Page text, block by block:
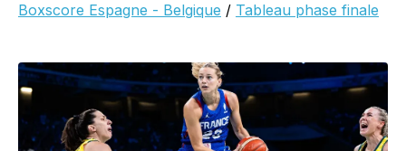
Boxscore Espagne - Belgique / Tableau phase finale